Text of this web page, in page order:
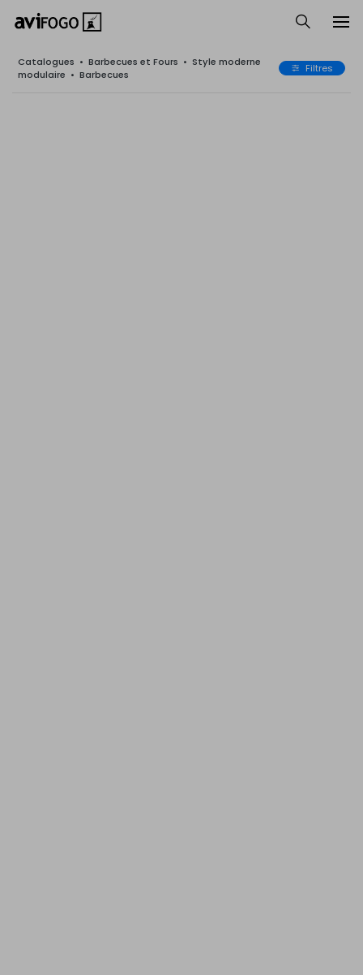
Catalogues • Barbecues et Fours • Style moderne
modulaire • Barbecues Filtres